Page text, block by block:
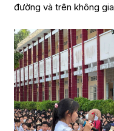
đường và trên không